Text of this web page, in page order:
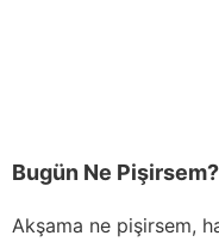
Bugün Ne Pişirsem?
Akşama ne pişirsem,